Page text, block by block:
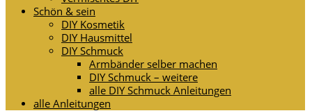
Schön & sein
DIY Kosmetik
DIY Hausmittel
DIY Schmuck
Armbänder selber machen
DIY Schmuck – weitere
alle DIY Schmuck Anleitungen
alle Anleitungen